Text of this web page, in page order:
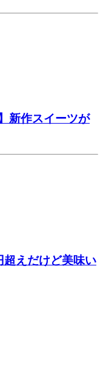
新作スイーツが
超えだけど美味い